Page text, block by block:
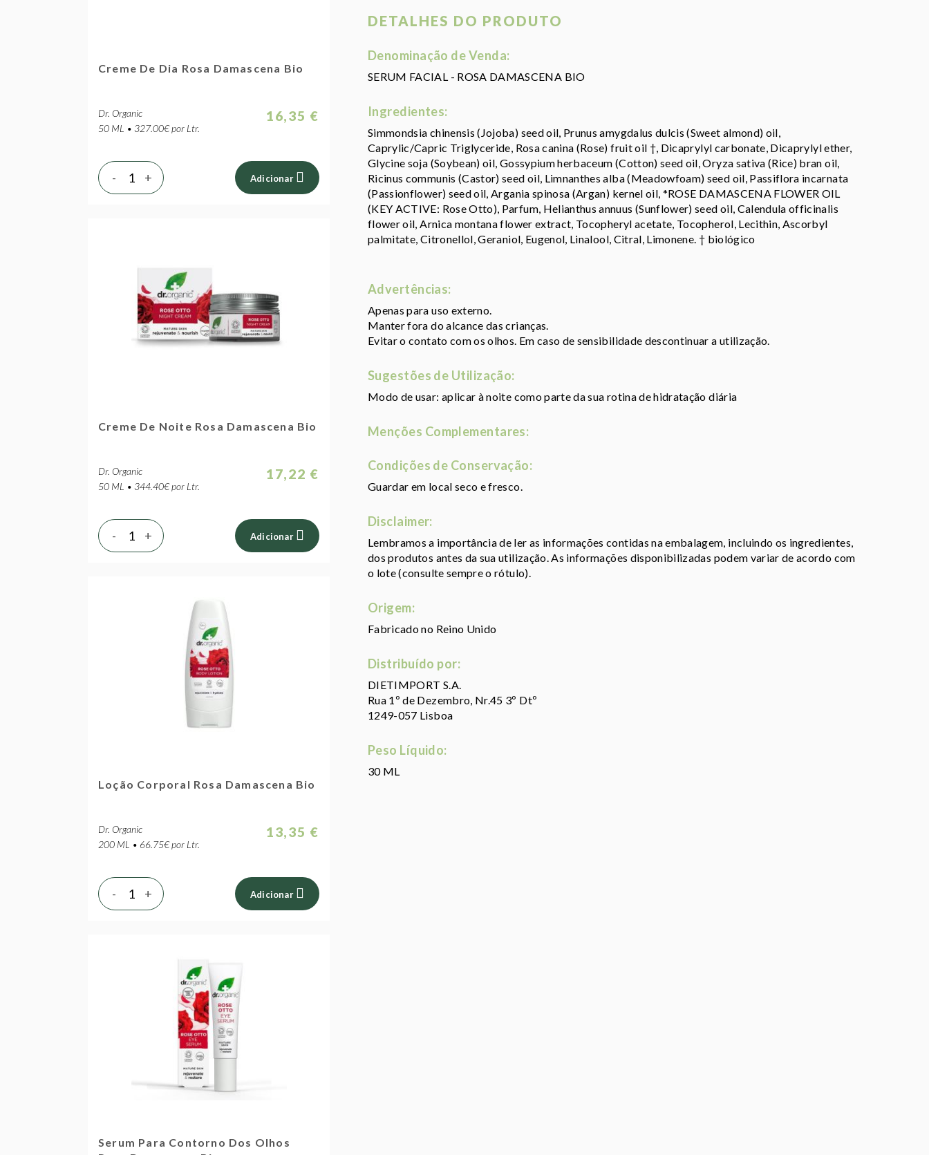
DETALHES DO PRODUTO
Denominação de Venda:
SERUM FACIAL - ROSA DAMASCENA BIO
Ingredientes:
Simmondsia chinensis (Jojoba) seed oil, Prunus amygdalus dulcis (Sweet almond) oil,
Caprylic/Capric Triglyceride, Rosa canina (Rose) fruit oil †, Dicaprylyl carbonate, Dicaprylyl ether,
Glycine soja (Soybean) oil, Gossypium herbaceum (Cotton) seed oil, Oryza sativa (Rice) bran oil,
Ricinus communis (Castor) seed oil, Limnanthes alba (Meadowfoam) seed oil, Passiflora incarnata
(Passionflower) seed oil, Argania spinosa (Argan) kernel oil, *ROSE DAMASCENA FLOWER OIL
(KEY ACTIVE: Rose Otto), Parfum, Helianthus annuus (Sunflower) seed oil, Calendula officinalis
flower oil, Arnica montana flower extract, Tocopheryl acetate, Tocopherol, Lecithin, Ascorbyl
palmitate, Citronellol, Geraniol, Eugenol, Linalool, Citral, Limonene. † biológico
Advertências:
Apenas para uso externo.
Manter fora do alcance das crianças.
Evitar o contato com os olhos. Em caso de sensibilidade descontinuar a utilização.
Sugestões de Utilização:
Modo de usar: aplicar à noite como parte da sua rotina de hidratação diária
Menções Complementares:
Condições de Conservação:
Guardar em local seco e fresco.
Disclaimer:
Lembramos a importância de ler as informações contidas na embalagem, incluindo os ingredientes,
dos produtos antes da sua utilização. As informações disponibilizadas podem variar de acordo com
o lote (consulte sempre o rótulo).
Origem:
Fabricado no Reino Unido
Distribuído por:
DIETIMPORT S.A.
Rua 1º de Dezembro, Nr.45 3º Dtº
1249-057 Lisboa
Peso Líquido:
30 ML
Creme De Dia Rosa Damascena Bio
Dr. Organic
50 ML • 327.00€ por Ltr.
16,35 €
+
- Adicionar
Creme De Noite Rosa Damascena Bio
Dr. Organic
50 ML • 344.40€ por Ltr.
17,22 €
+
- Adicionar
Loção Corporal Rosa Damascena Bio
Dr. Organic
200 ML • 66.75€ por Ltr.
13,35 €
+
- Adicionar
Serum Para Contorno Dos Olhos